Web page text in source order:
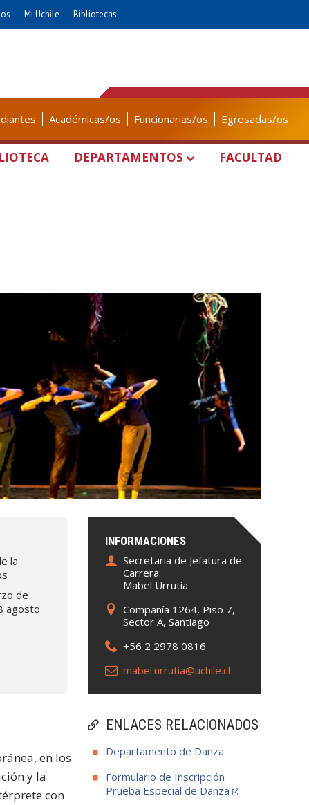
Mi Uchile Bibliotecas
Académicas/os Funcionarias/os Egresadas/os
DEPARTAMENTOS FACULTAD
INFORMACIONES
Secretaria de Jefatura de
Carrera:
Mabel Urrutia
Compañía 1264, Piso 7,
Sector A, Santiago
+56 2 2978 0816
mabel.urrutia@uchile.cl
la
de
agosto
ENLACES RELACIONADOS
Departamento de Danza
Formulario de Inscripción
Prueba Especial de Danza
en los
y la
con